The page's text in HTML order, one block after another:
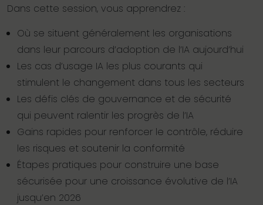
Dans cette session, vous apprendrez :
Où se situent généralement les organisations
dans leur parcours d’adoption de l’IA aujourd’hui
Les cas d’usage IA les plus courants qui
stimulent le changement dans tous les secteurs
Les défis clés de gouvernance et de sécurité
qui peuvent ralentir les progrès de l’IA
Gains rapides pour renforcer le contrôle, réduire
les risques et soutenir la conformité
Étapes pratiques pour construire une base
sécurisée pour une croissance évolutive de l’IA
jusqu’en 2026